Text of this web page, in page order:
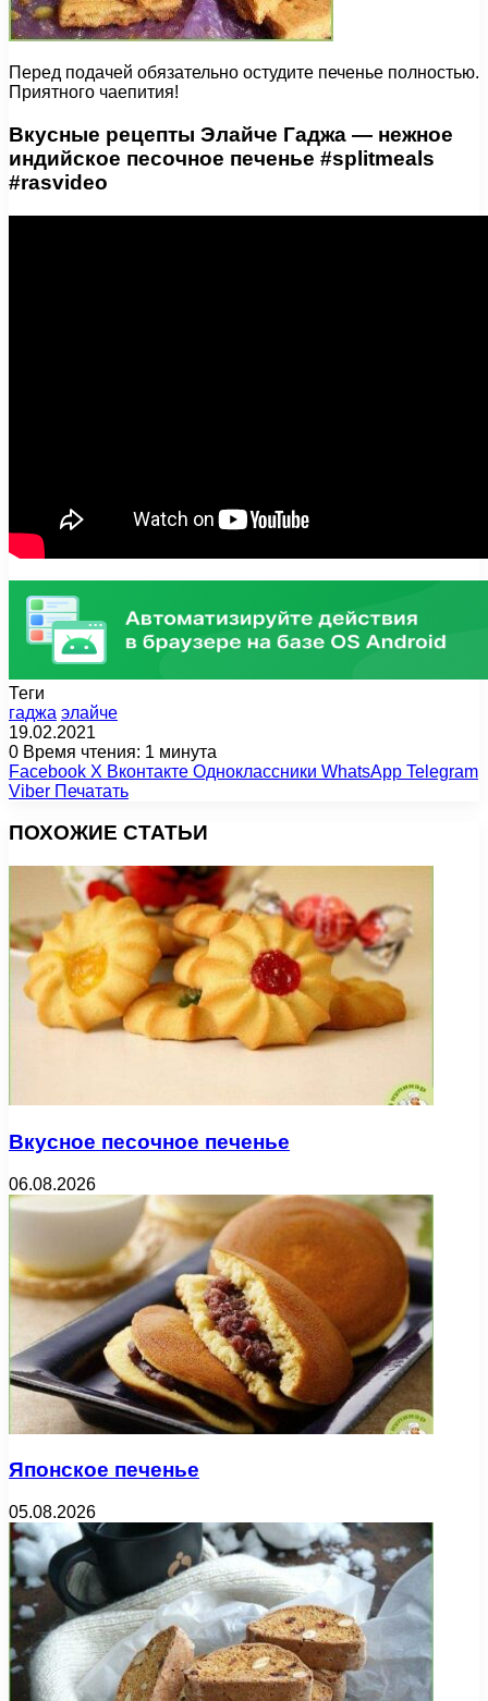
Перед подачей обязательно остудите печенье полностью.
Приятного чаепития!
Вкусные рецепты Элайче Гаджа — нежное
индийское песочное печенье #splitmeals
#rasvideo
Теги
гаджа элайче
19.02.2021
0 Время чтения: 1 минута
Facebook X Вконтакте Одноклассники WhatsApp Telegram
Viber Печатать
ПОХОЖИЕ СТАТЬИ
Вкусное песочное печенье
06.08.2026
Японское печенье
05.08.2026